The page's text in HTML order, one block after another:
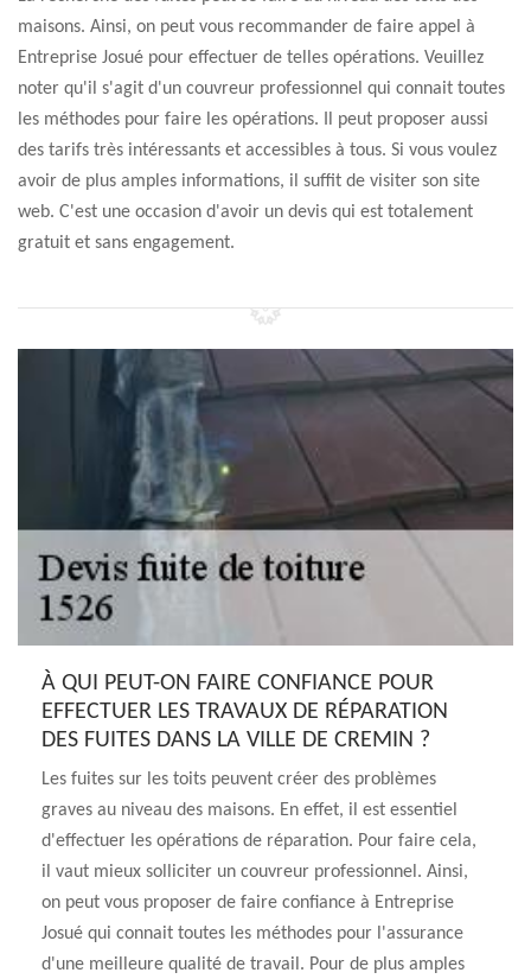
maisons. Ainsi, on peut vous recommander de faire appel à
Entreprise Josué pour effectuer de telles opérations. Veuillez
noter qu'il s'agit d'un couvreur professionnel qui connait toutes
les méthodes pour faire les opérations. Il peut proposer aussi
des tarifs très intéressants et accessibles à tous. Si vous voulez
avoir de plus amples informations, il suffit de visiter son site
web. C'est une occasion d'avoir un devis qui est totalement
gratuit et sans engagement.
À QUI PEUT-ON FAIRE CONFIANCE POUR
EFFECTUER LES TRAVAUX DE RÉPARATION
DES FUITES DANS LA VILLE DE CREMIN ?
Les fuites sur les toits peuvent créer des problèmes
graves au niveau des maisons. En effet, il est essentiel
d'effectuer les opérations de réparation. Pour faire cela,
il vaut mieux solliciter un couvreur professionnel. Ainsi,
on peut vous proposer de faire confiance à Entreprise
Josué qui connait toutes les méthodes pour l'assurance
d'une meilleure qualité de travail. Pour de plus amples